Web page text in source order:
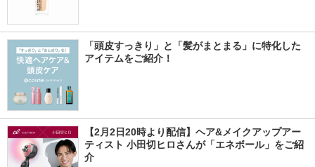
「頭皮すっきり」と「髪がまとまる」に特化した
アイテムをご紹介！
【2月2日20時より配信】ヘア&メイクアップアー
ティスト 小田切ヒロさんが「エネボール」をご紹
介